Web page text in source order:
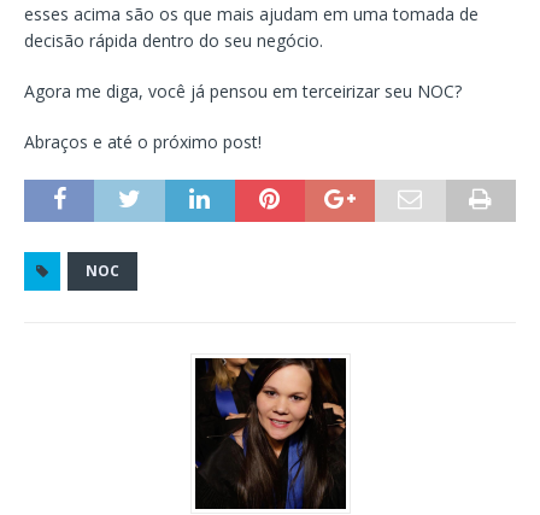
esses acima são os que mais ajudam em uma tomada de
decisão rápida dentro do seu negócio.
Agora me diga, você já pensou em terceirizar seu NOC?
Abraços e até o próximo post!
NOC